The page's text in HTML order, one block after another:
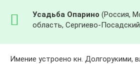
Усадьба Опарино (Россия,
область, Сергиево-
Имение устроено кн. Долгорукими,